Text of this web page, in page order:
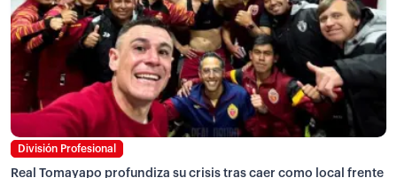
División Profesional
Real Tomayapo profundiza su crisis tras caer como local frente